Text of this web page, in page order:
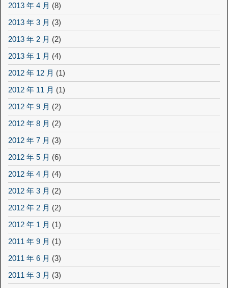
2013 年 4 月 (8)
2013 年 3 月 (3)
2013 年 2 月 (2)
2013 年 1 月 (4)
2012 年 12 月 (1)
2012 年 11 月 (1)
2012 年 9 月 (2)
2012 年 8 月 (2)
2012 年 7 月 (3)
2012 年 5 月 (6)
2012 年 4 月 (4)
2012 年 3 月 (2)
2012 年 2 月 (2)
2012 年 1 月 (1)
2011 年 9 月 (1)
2011 年 6 月 (3)
2011 年 3 月 (3)